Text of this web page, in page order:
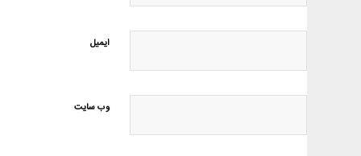
ایمیل
وب‌ سایت